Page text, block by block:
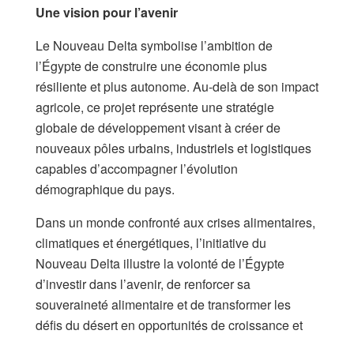
Une vision pour l’avenir
Le Nouveau Delta symbolise l’ambition de
l’Égypte de construire une économie plus
résiliente et plus autonome. Au-delà de son impact
agricole, ce projet représente une stratégie
globale de développement visant à créer de
nouveaux pôles urbains, industriels et logistiques
capables d’accompagner l’évolution
démographique du pays.
Dans un monde confronté aux crises alimentaires,
climatiques et énergétiques, l’initiative du
Nouveau Delta illustre la volonté de l’Égypte
d’investir dans l’avenir, de renforcer sa
souveraineté alimentaire et de transformer les
défis du désert en opportunités de croissance et